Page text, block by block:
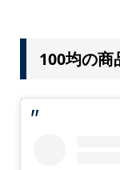
100均の商